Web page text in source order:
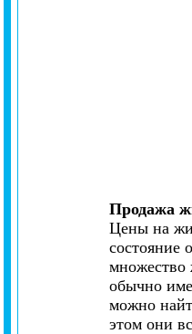
Продажа
Цены на
состояние
множество
обычно
можно
этом они